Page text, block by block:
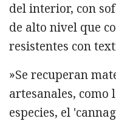
del interior, con
de alto nivel que
resistentes con
»Se recuperan
artesanales, como
especies, el